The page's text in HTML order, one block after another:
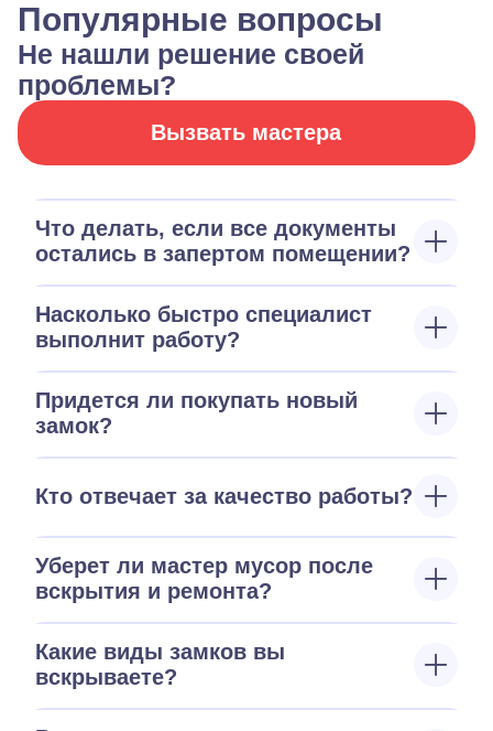
Популярные вопросы
Не нашли решение своей
проблемы?
Вызвать мастера
Что делать, если все документы
остались в запертом помещении?
Насколько быстро специалист
выполнит работу?
Придется ли покупать новый
замок?
Кто отвечает за качество работы?
Уберет ли мастер мусор после
вскрытия и ремонта?
Какие виды замков вы
вскрываете?